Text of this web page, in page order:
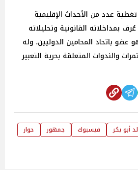
عدد من الأحداث الإقليمية
بمداخلاته القانونية وتحليلاته
عضو باتحاد المحامين الدوليين، وله
والندوات المتعلقة بحرية التعبير
أبو بكر فيسبوك جمهور
حوار